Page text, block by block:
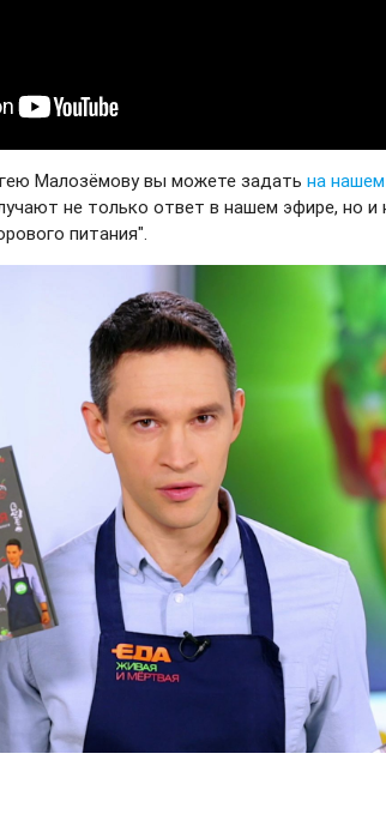
Малозёмову вы можете задатьна
не только ответ в нашем эфире, но и
питания".